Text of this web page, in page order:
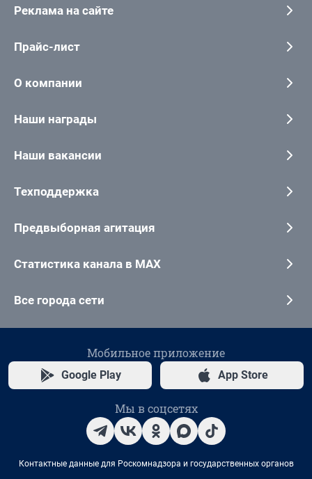
Реклама на сайте
Прайс-лист
О компании
Наши награды
Наши вакансии
Техподдержка
Предвыборная агитация
Статистика канала в MAX
Все города сети
Мобильное приложение
Google Play App Store
Мы в соцсетях
Контактные данные для Роскомнадзора и государственных органов